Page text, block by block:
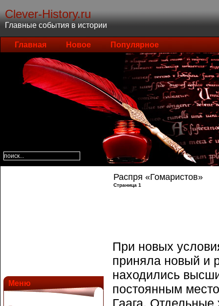
Clever-History.ru
Главные события в истории
Главная Новое Популярное
Меню
Распря «Гомаристов»
Страница 1
При новых
приняла новый и
находились
постоянным
Гаага.